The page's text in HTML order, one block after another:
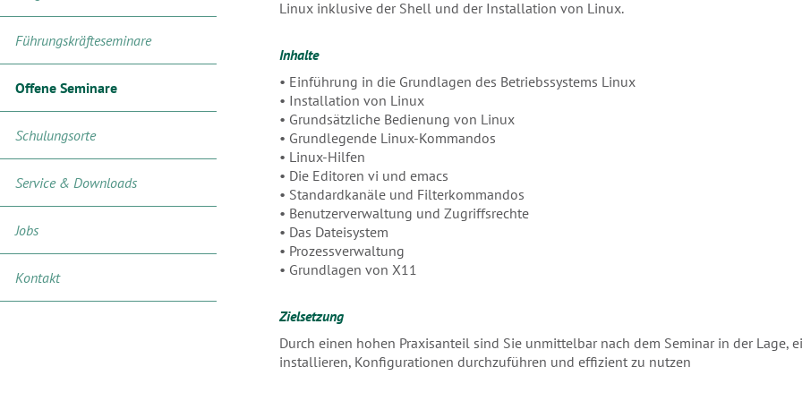
Führungskräfteseminare
Offene Seminare
Schulungsorte
Service & Downloads
Jobs
Kontakt
Linux inklusive der Shell und der Installation von Linux.
Inhalte
• Einführung in die Grundlagen des Betriebssystems Linux
• Installation von Linux
• Grundsätzliche Bedienung von Linux
• Grundlegende Linux-Kommandos
• Linux-Hilfen
• Die Editoren vi und emacs
• Standardkanäle und Filterkommandos
• Benutzerverwaltung und Zugriffsrechte
• Das Dateisystem
• Prozessverwaltung
• Grundlagen von X11
Zielsetzung
Durch einen hohen Praxisanteil sind Sie unmittelbar nach dem Seminar in der Lage,
installieren, Konfigurationen durchzuführen und effizient zu nutzen